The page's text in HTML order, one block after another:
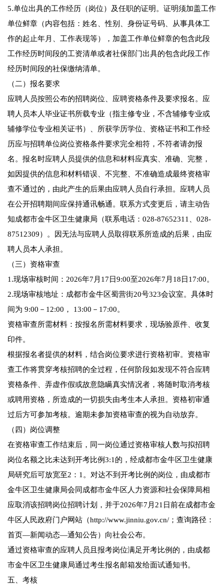
5.单位出具的工作经历（岗位）及任职的证明。证明须加盖工作
单位鲜章（内容包括：姓名、性别、身份证号码、从事具体工
作的起止年月、工作表现等），加盖工作单位鲜章的包含此段
工作经历时间段的工资清单或者社保部门出具的包含此段工作
经历时间段的社保缴纳清单。
（二）报名要求
应聘人员按照公布的招聘岗位、应聘资格条件及要求报名。应
聘人员本人毕业证书所载专业（指主修专业，不含辅修专业或
辅修学位专业相关证书）、所获学历学位、资格证书和工作经
历应与招聘单位岗位资格条件要求完全相符，不符者请勿报
名。报名时应聘人员提供的信息和材料应真实、准确、完整，
如因提供的信息和材料错误、不完整、不准确造成最终资格审
查不通过的，由此产生的后果由应聘人员自行承担。应聘人员
在公开招聘期间应保持通讯畅通。联系方式变更后，请主动告
知成都市金牛区卫生健康局（联系电话：028-87652311、028-
87512309）。因无法与应聘人员取得联系所造成的后果，由应
聘人员本人承担。
（三）资格审查
1.现场审核时间：2026年7月17日9:00至2026年7月18日17:00。
2.现场审核地址：成都市金牛区蜀营街20号323会议室。具体时
间为 9:00－12:00， 13:00－17:00。
资格审查所需材料：按报名所需材料要求，现场验原件、收复
印件。
根据报名者提供的材料，结合岗位要求进行资格初审。资格审
查工作将贯穿考核招聘的全过程，任何阶段如发现不符合应聘
资格条件、弄虚作假或故意隐瞒真实情况者，将随时取消考核
或聘用资格，所造成的一切损失由考生本人承担。资格初审通
过后方可参加考核。逾期未参加资格审查的视为自动放弃。
（四）岗位调整
在资格审查工作结束后，同一岗位通过资格审核人数与拟招聘
岗位名额之比未达到开考比例3:1的，经成都市金牛区卫生健康
局研究后可放宽至2：1。对达不到开考比例的岗位，由成都市
金牛区卫生健康局会同成都市金牛区人力资源和社会保障局相
应取消该招聘岗位招聘计划，并于2026年7月21日前在成都市金
牛区人民政府门户网站（http://www.jinniu.gov.cn/；查询路径：
首页—新闻动态—通知公告）向社会公布。
通过资格审查的应聘人员且报考岗位满足开考比例的，由成都
市金牛区卫生健康局通过考生报名邮箱发给面试通知书。
五、考核